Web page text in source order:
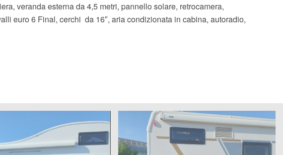
veranda esterna da 4,5 metri, pannello solare, retrocamera,
euro 6 Final, cerchi da 16″, aria condizionata in cabina, autoradio,